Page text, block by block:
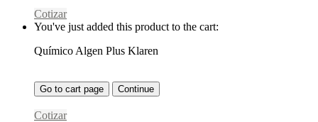
Cotizar
You've just added this product to the cart:
Químico Algen Plus Klaren
Go to cart page Continue
Cotizar